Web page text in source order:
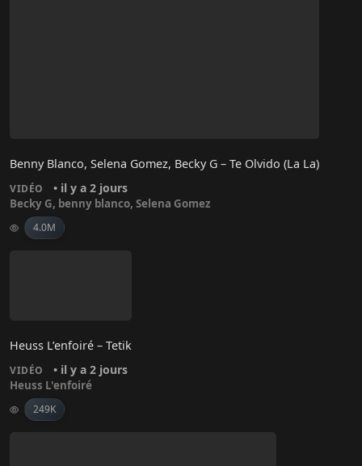
Benny Blanco, Selena Gomez, Becky G – Te Olvido (La La)
VIDÉO • il y a 2 jours
Becky G, benny blanco, Selena Gomez
4.0M
Heuss L’enfoiré – Tetik
VIDÉO • il y a 2 jours
Heuss L'enfoiré
249K